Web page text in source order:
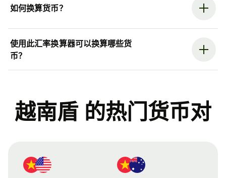
如何换算货币？
使用此汇率换算器可以换算哪些货
币？
越南盾 的热门货币对